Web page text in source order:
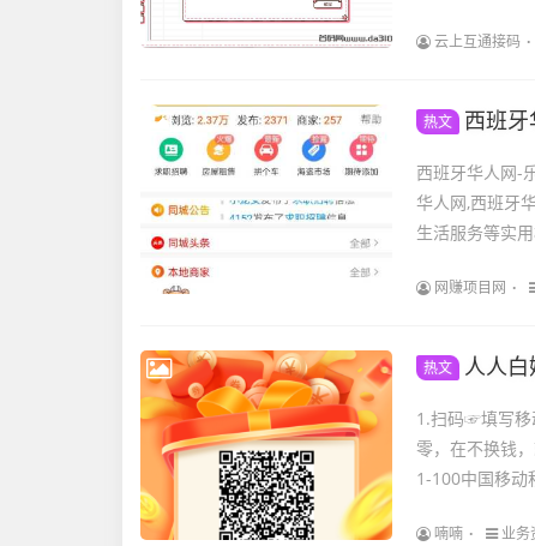
云上互通接码
热文 西班
西班牙华人网-
华人网,西班牙
生活服务等实
网赚项目网
热文 人人
1.扫码☞填写移
零，在不换钱
1-100中国移动
喃喃 业务